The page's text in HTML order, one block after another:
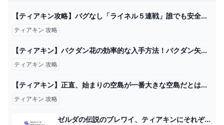
【ティアキン攻略】バグなし「ライネル５連戦」誰でも安全に討伐してムジュラの仮面を入手する方法【ティアーズオブザキングダム】 - YouTube
ティアキン 攻略
【ティアキン】バクダン花の効率的な入手方法！バクダン矢を無限に打ちまくれ！！【ゼルダの伝説ティアーズオブザキングダム】 - YouTube
ティアキン 攻略
【ティアキン】正直、始まりの空島が一番大きな空島だとは思わなかった件【ティアーズオブザキングダム】 ゼルダの伝説ティアーズオブザキングダム(ティアキン)攻略まとめ-コログ速報
ティアキン 攻略
ゼルダの伝説のブレワイ、ティアキンにそれぞれ400時間ほど注ぎ、ガ... - Yahoo!知恵袋